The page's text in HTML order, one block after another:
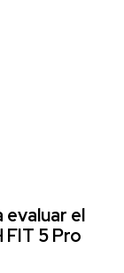
evaluar el
FIT 5 Pro